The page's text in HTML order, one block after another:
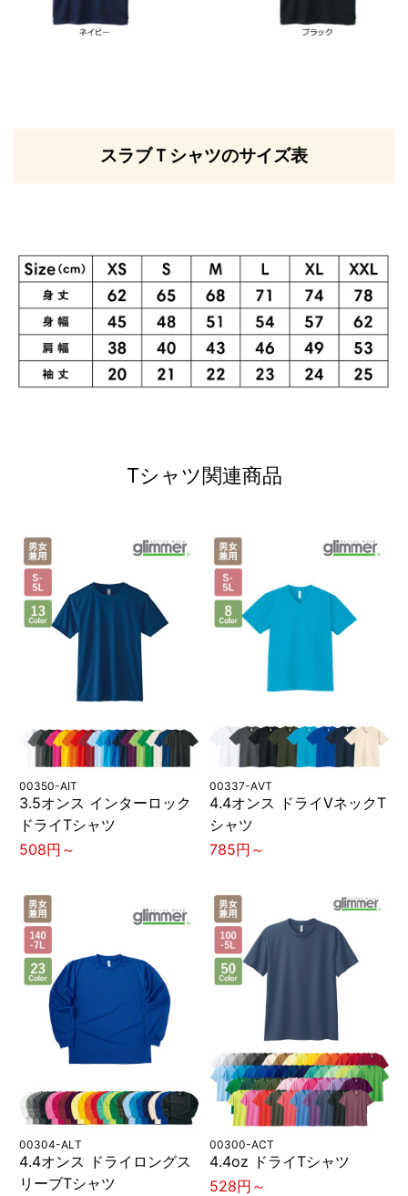
スラブＴシャツのサイズ表
Tシャツ関連商品
00350-AIT
3.5オンス インターロック
ドライTシャツ
508円～
00337-AVT
4.4オンス ドライVネックT
シャツ
785円～
00304-ALT
4.4オンス ドライロングス
リーブTシャツ
00300-ACT
4.4oz ドライTシャツ
528円～